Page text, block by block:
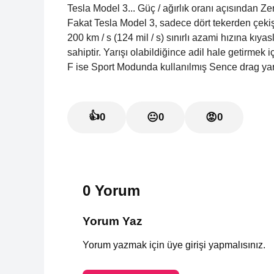
Tesla Model 3... Güç / ağırlık oranı açısından
Fakat Tesla Model 3, sadece dört tekerden
200 km / s (124 mil / s) sınırlı azami hızına
sahiptir. Yarışı olabildiğince adil hale getirmek
F ise Sport Modunda kullanılmış Sence drag
👍0 😐0 😡0
0 Yorum
Yorum Yaz
Yorum yazmak için üye girişi yapmalısınız.